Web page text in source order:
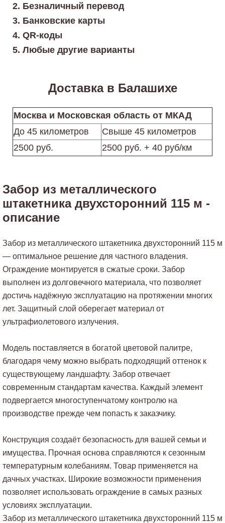
Безналичный перевод
Банковские карты
QR-коды
Любые другие варианты
Доставка в Балашихе
Москва и Московская область от МКАД
До 45 километров
Свыше 45 километров
2500 руб.
2500 руб. + 40 руб/км
Забор из металлического
штакетника двухсторонний 115 м -
описание
Забор из металлического штакетника двухсторонний 115 м
— оптимальное решение для частного владения.
Ограждение монтируется в сжатые сроки. Забор
выполнен из долговечного материала, что позволяет
достичь надёжную эксплуатацию на протяжении многих
лет. Защитный слой оберегает материал от
ультрафиолетового излучения.
Модель поставляется в богатой цветовой палитре,
благодаря чему можно выбрать подходящий оттенок к
существующему ландшафту. Забор отвечает
современным стандартам качества. Каждый элемент
подвергается многоступенчатому контролю на
производстве прежде чем попасть к заказчику.
Конструкция создаёт безопасность для вашей семьи и
имущества. Прочная основа справляются к сезонным
температурным колебаниям. Товар применяется на
дачных участках. Широкие возможности применения
позволяет использовать ограждение в самых разных
условиях эксплуатации.
Забор из металлического штакетника двухсторонний 115 м